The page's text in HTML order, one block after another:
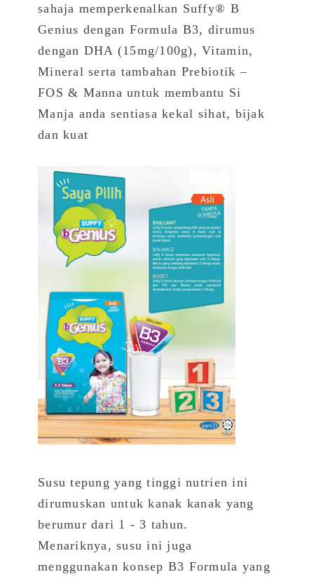
sahaja memperkenalkan Suffy® B
Genius dengan Formula B3, dirumus
dengan DHA (15mg/100g), Vitamin,
Mineral serta tambahan Prebiotik –
FOS & Manna untuk membantu Si
Manja anda sentiasa kekal sihat, bijak
dan kuat
Susu tepung yang tinggi nutrien ini
dirumuskan untuk kanak kanak yang
berumur dari 1 - 3 tahun.
Menariknya, susu ini juga
menggunakan konsep B3 Formula yang